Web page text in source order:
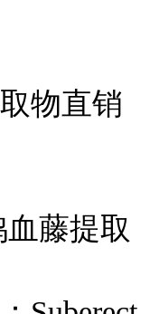
物直销
血藤提取